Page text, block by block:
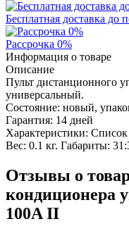
Бесплатная доставка до
Рассрочка 0%
Информация о товаре
Описание
Пульт дистанционного
универсальный.
Состояние: новый,
Гарантия: 14 дней
Характеристики:
Вес: 0.1 кг. Габариты:
Отзывы о
кондиционера
100A II